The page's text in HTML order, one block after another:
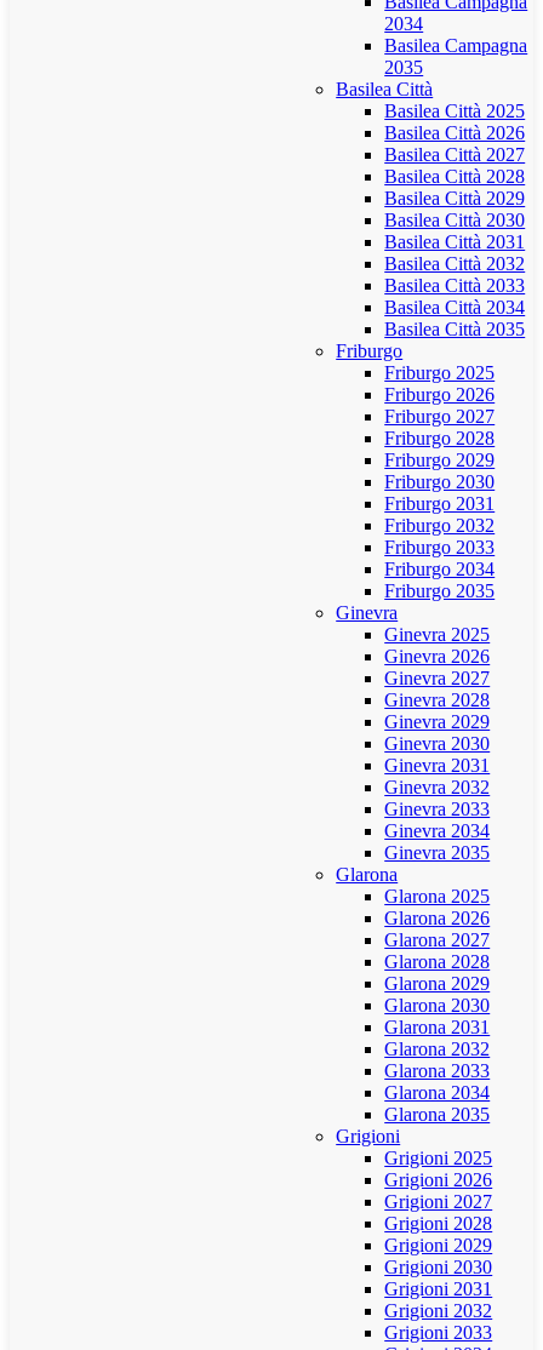
2034
Basilea Campagna
2035
Basilea Città
Basilea Città 2025
Basilea Città 2026
Basilea Città 2027
Basilea Città 2028
Basilea Città 2029
Basilea Città 2030
Basilea Città 2031
Basilea Città 2032
Basilea Città 2033
Basilea Città 2034
Basilea Città 2035
Friburgo
Friburgo 2025
Friburgo 2026
Friburgo 2027
Friburgo 2028
Friburgo 2029
Friburgo 2030
Friburgo 2031
Friburgo 2032
Friburgo 2033
Friburgo 2034
Friburgo 2035
Ginevra
Ginevra 2025
Ginevra 2026
Ginevra 2027
Ginevra 2028
Ginevra 2029
Ginevra 2030
Ginevra 2031
Ginevra 2032
Ginevra 2033
Ginevra 2034
Ginevra 2035
Glarona
Glarona 2025
Glarona 2026
Glarona 2027
Glarona 2028
Glarona 2029
Glarona 2030
Glarona 2031
Glarona 2032
Glarona 2033
Glarona 2034
Glarona 2035
Grigioni
Grigioni 2025
Grigioni 2026
Grigioni 2027
Grigioni 2028
Grigioni 2029
Grigioni 2030
Grigioni 2031
Grigioni 2032
Grigioni 2033